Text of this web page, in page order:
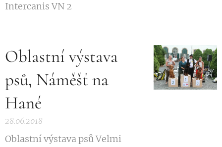
Intercanis VN 2
Oblastní výstava
psů, Náměšť na
Hané
28.06.2018
Oblastní výstava psů Velmi